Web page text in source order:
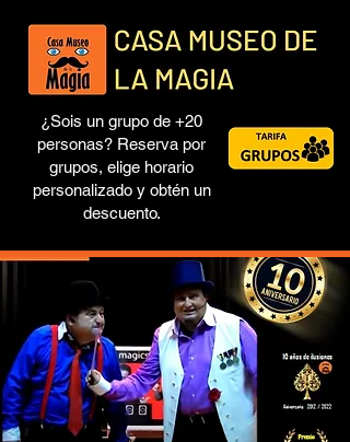
¿Sois un grupo de +20
personas? Reserva por
grupos, elige horario
personalizado y obtén un
descuento.